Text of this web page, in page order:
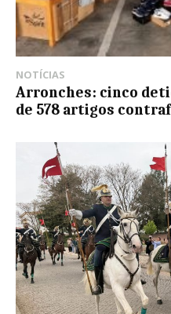
NOTÍCIAS
Arronches: cinco
de 578 artigos